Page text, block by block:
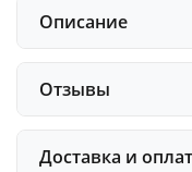
Описание
Отзывы
Доставка и